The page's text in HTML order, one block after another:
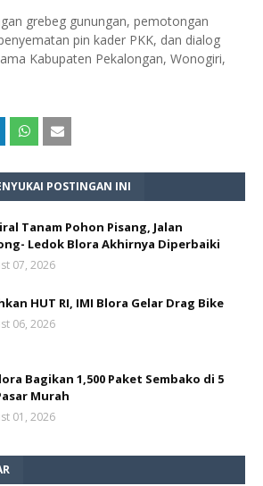
grebeg gunungan, pemotongan
pin kader PKK, dan dialog
Kabupaten Pekalongan, Wonogiri,
POSTINGAN INI
Tanam Pohon Pisang, Jalan
Ledok Blora Akhirnya Diperbaiki
07, 2026
HUT RI, IMI Blora Gelar Drag Bike
06, 2026
Bagikan 1,500 Paket Sembako di 5
Murah
01, 2026